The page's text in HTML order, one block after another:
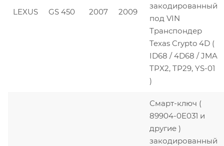
LEXUS GS 450 2007 2009
закодированный
под VIN
Транспондер
Texas Crypto 4D (
ID68 / 4D68 / JMA
TPX2, TP29, YS-01
)
Смарт-ключ (
89904-0E031 и
другие )
закодированный